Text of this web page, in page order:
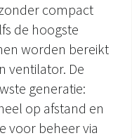
compact
de hoogste
worden bereikt
ventilator. De
generatie:
op afstand en
voor beheer via